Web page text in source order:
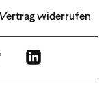
widerrufen